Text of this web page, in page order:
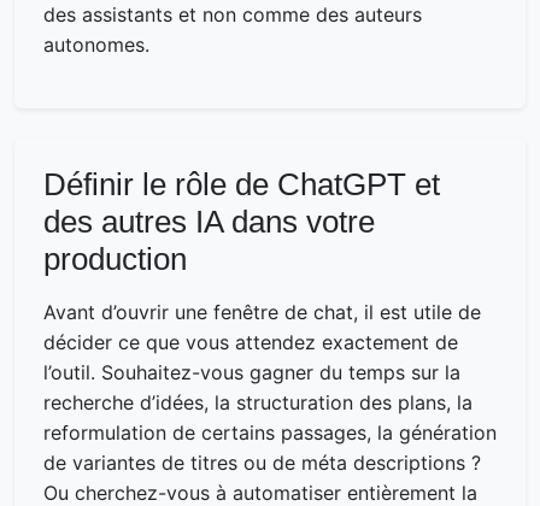
des assistants et non comme des auteurs
autonomes.
Définir le rôle de ChatGPT et
des autres IA dans votre
production
Avant d’ouvrir une fenêtre de chat, il est utile de
décider ce que vous attendez exactement de
l’outil. Souhaitez-vous gagner du temps sur la
recherche d’idées, la structuration des plans, la
reformulation de certains passages, la génération
de variantes de titres ou de méta descriptions ?
Ou cherchez-vous à automatiser entièrement la